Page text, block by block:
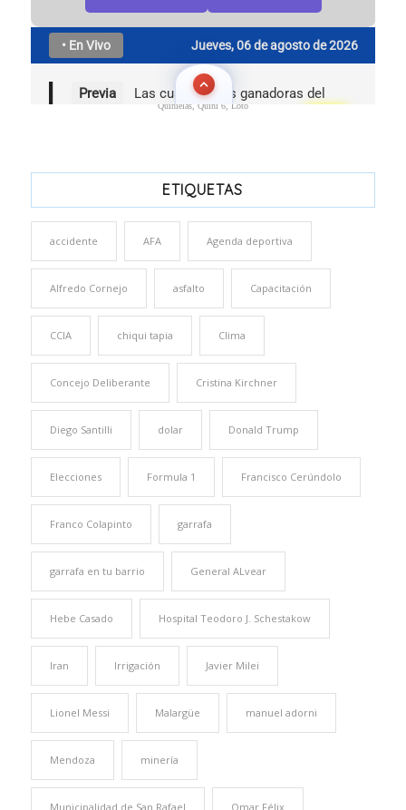
Quinielas, Quini 6, Loto
ETIQUETAS
accidente AFA Agenda deportiva
Alfredo Cornejo asfalto Capacitación
CCIA chiqui tapia Clima
Concejo Deliberante Cristina Kirchner
Diego Santilli dolar Donald Trump
Elecciones Formula 1 Francisco Cerúndolo
Franco Colapinto garrafa
garrafa en tu barrio General ALvear
Hebe Casado Hospital Teodoro J. Schestakow
Iran Irrigación Javier Milei
Lionel Messi Malargüe manuel adorni
Mendoza minería
Municipalidad de San Rafael Omar Félix